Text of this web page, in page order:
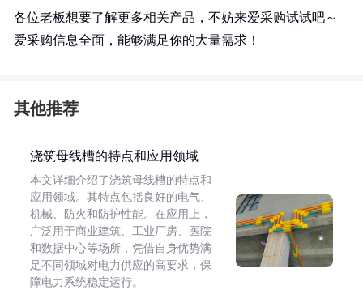
各位老板想要了解更多相关产品，不妨来爱采购试试吧～
爱采购信息全面，能够满足你的大量需求！
其他推荐
浇筑母线槽的特点和应用领域
本文详细介绍了浇筑母线槽的特点和
应用领域。其特点包括良好的电气、
机械、防火和防护性能。在应用上，
广泛用于商业建筑、工业厂房、医院
和数据中心等场所，凭借自身优势满
足不同领域对电力供应的高要求，保
障电力系统稳定运行。